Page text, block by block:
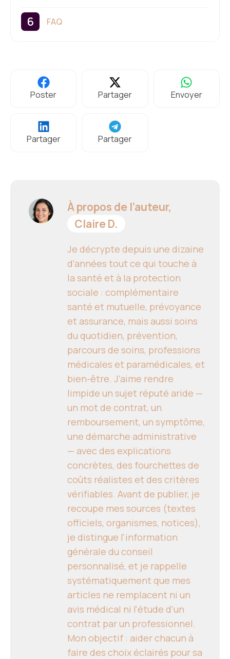
FAQ
Poster Partager Envoyer
Partager Partager
À propos de l’auteur,
Claire D.
Je décrypte depuis une dizaine
d'années tout ce qui touche à
la santé et à la protection
sociale : complémentaire
santé et mutuelle, prévoyance
et assurance, mais aussi soins
du quotidien, prévention,
parcours de soins, professions
médicales et paramédicales, et
bien-être. J'aime rendre
limpide un sujet réputé aride —
un mot de contrat, un
remboursement, un symptôme,
une démarche administrative
— avec des explications
concrètes, des fourchettes de
coûts réalistes et des critères
vérifiables. Avant de publier, je
recoupe mes sources (textes
officiels, organismes, notices),
je distingue l'information
générale du conseil
personnalisé, et je rappelle
systématiquement que mes
articles ne remplacent ni un
avis médical ni l'étude d'un
contrat par un professionnel.
Mon objectif : aider chacun à
faire des choix éclairés pour sa